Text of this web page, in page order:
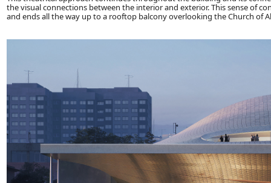
the visual connections between the interior and exterior. This sense of
and ends all the way up to a rooftop balcony overlooking the Church of